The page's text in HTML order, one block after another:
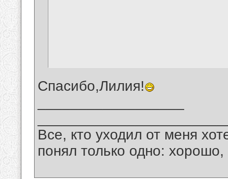
Спасибо,Лилия!
Все, кто уходил от меня
понял только одно: